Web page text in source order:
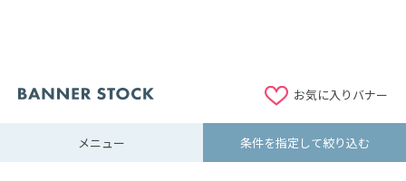
お気に入りバナー
メニュー 条件を指定して絞り込む